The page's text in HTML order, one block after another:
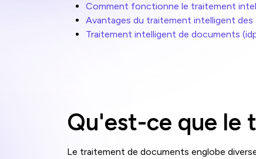
Comment fonctionne le traitement
Avantages du traitement intelligent
Traitement intelligent de documents
Qu'est-ce que le
Le traitement de documents englobe